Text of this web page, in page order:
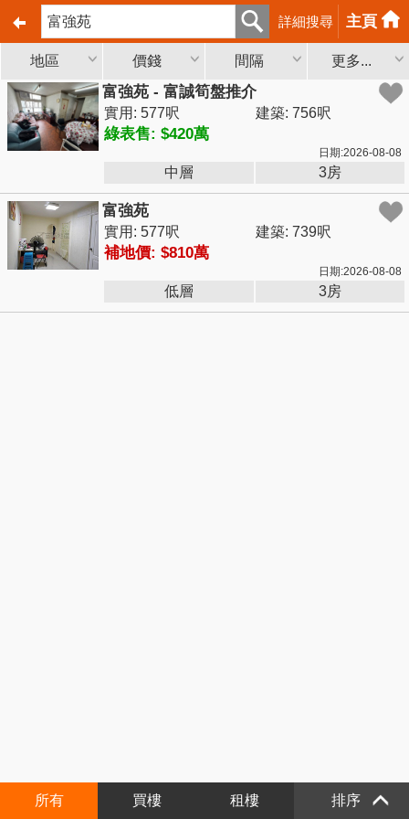
詳細搜尋 主頁
地區 價錢 間隔 更多...
富強苑 - 富誠筍盤推介
實用: 577呎 建築: 756呎
綠表售: $420萬
日期:2026-08-08
中層 3房
富強苑
實用: 577呎 建築: 739呎
補地價: $810萬
日期:2026-08-08
低層 3房
所有 買樓 租樓 排序